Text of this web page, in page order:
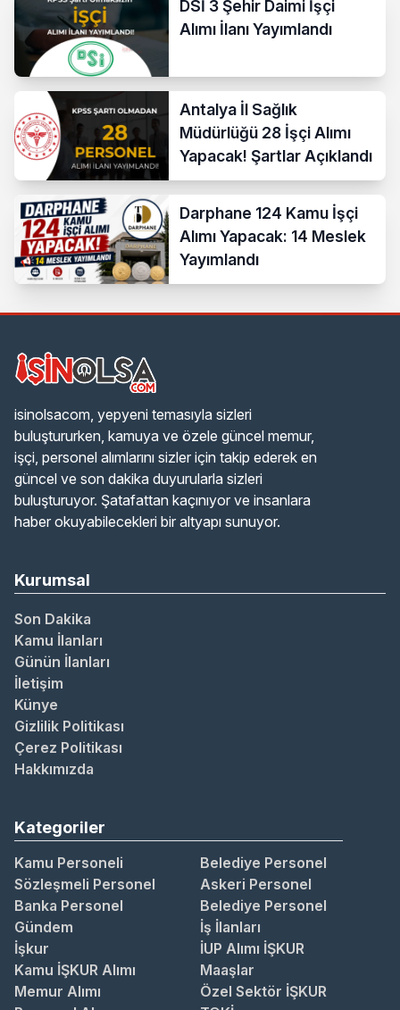
DSİ 3 Şehir Daimi İşçi
Alımı İlanı Yayımlandı
Antalya İl Sağlık
Müdürlüğü 28 İşçi Alımı
Yapacak! Şartlar Açıklandı
Darphane 124 Kamu İşçi
Alımı Yapacak: 14 Meslek
Yayımlandı
isinolsacom, yepyeni temasıyla sizleri
buluştururken, kamuya ve özele güncel memur,
işçi, personel alımlarını sizler için takip ederek en
güncel ve son dakika duyurularla sizleri
buluşturuyor. Şatafattan kaçınıyor ve insanlara
haber okuyabilecekleri bir altyapı sunuyor.
Kurumsal
Son Dakika
Kamu İlanları
Günün İlanları
İletişim
Künye
Gizlilik Politikası
Çerez Politikası
Hakkımızda
Kategoriler
Kamu Personeli
Belediye Personel
Sözleşmeli Personel
Askeri Personel
Banka Personel
Belediye Personel
Gündem
İş İlanları
İşkur
İUP Alımı İŞKUR
Kamu İŞKUR Alımı
Maaşlar
Memur Alımı
Özel Sektör İŞKUR